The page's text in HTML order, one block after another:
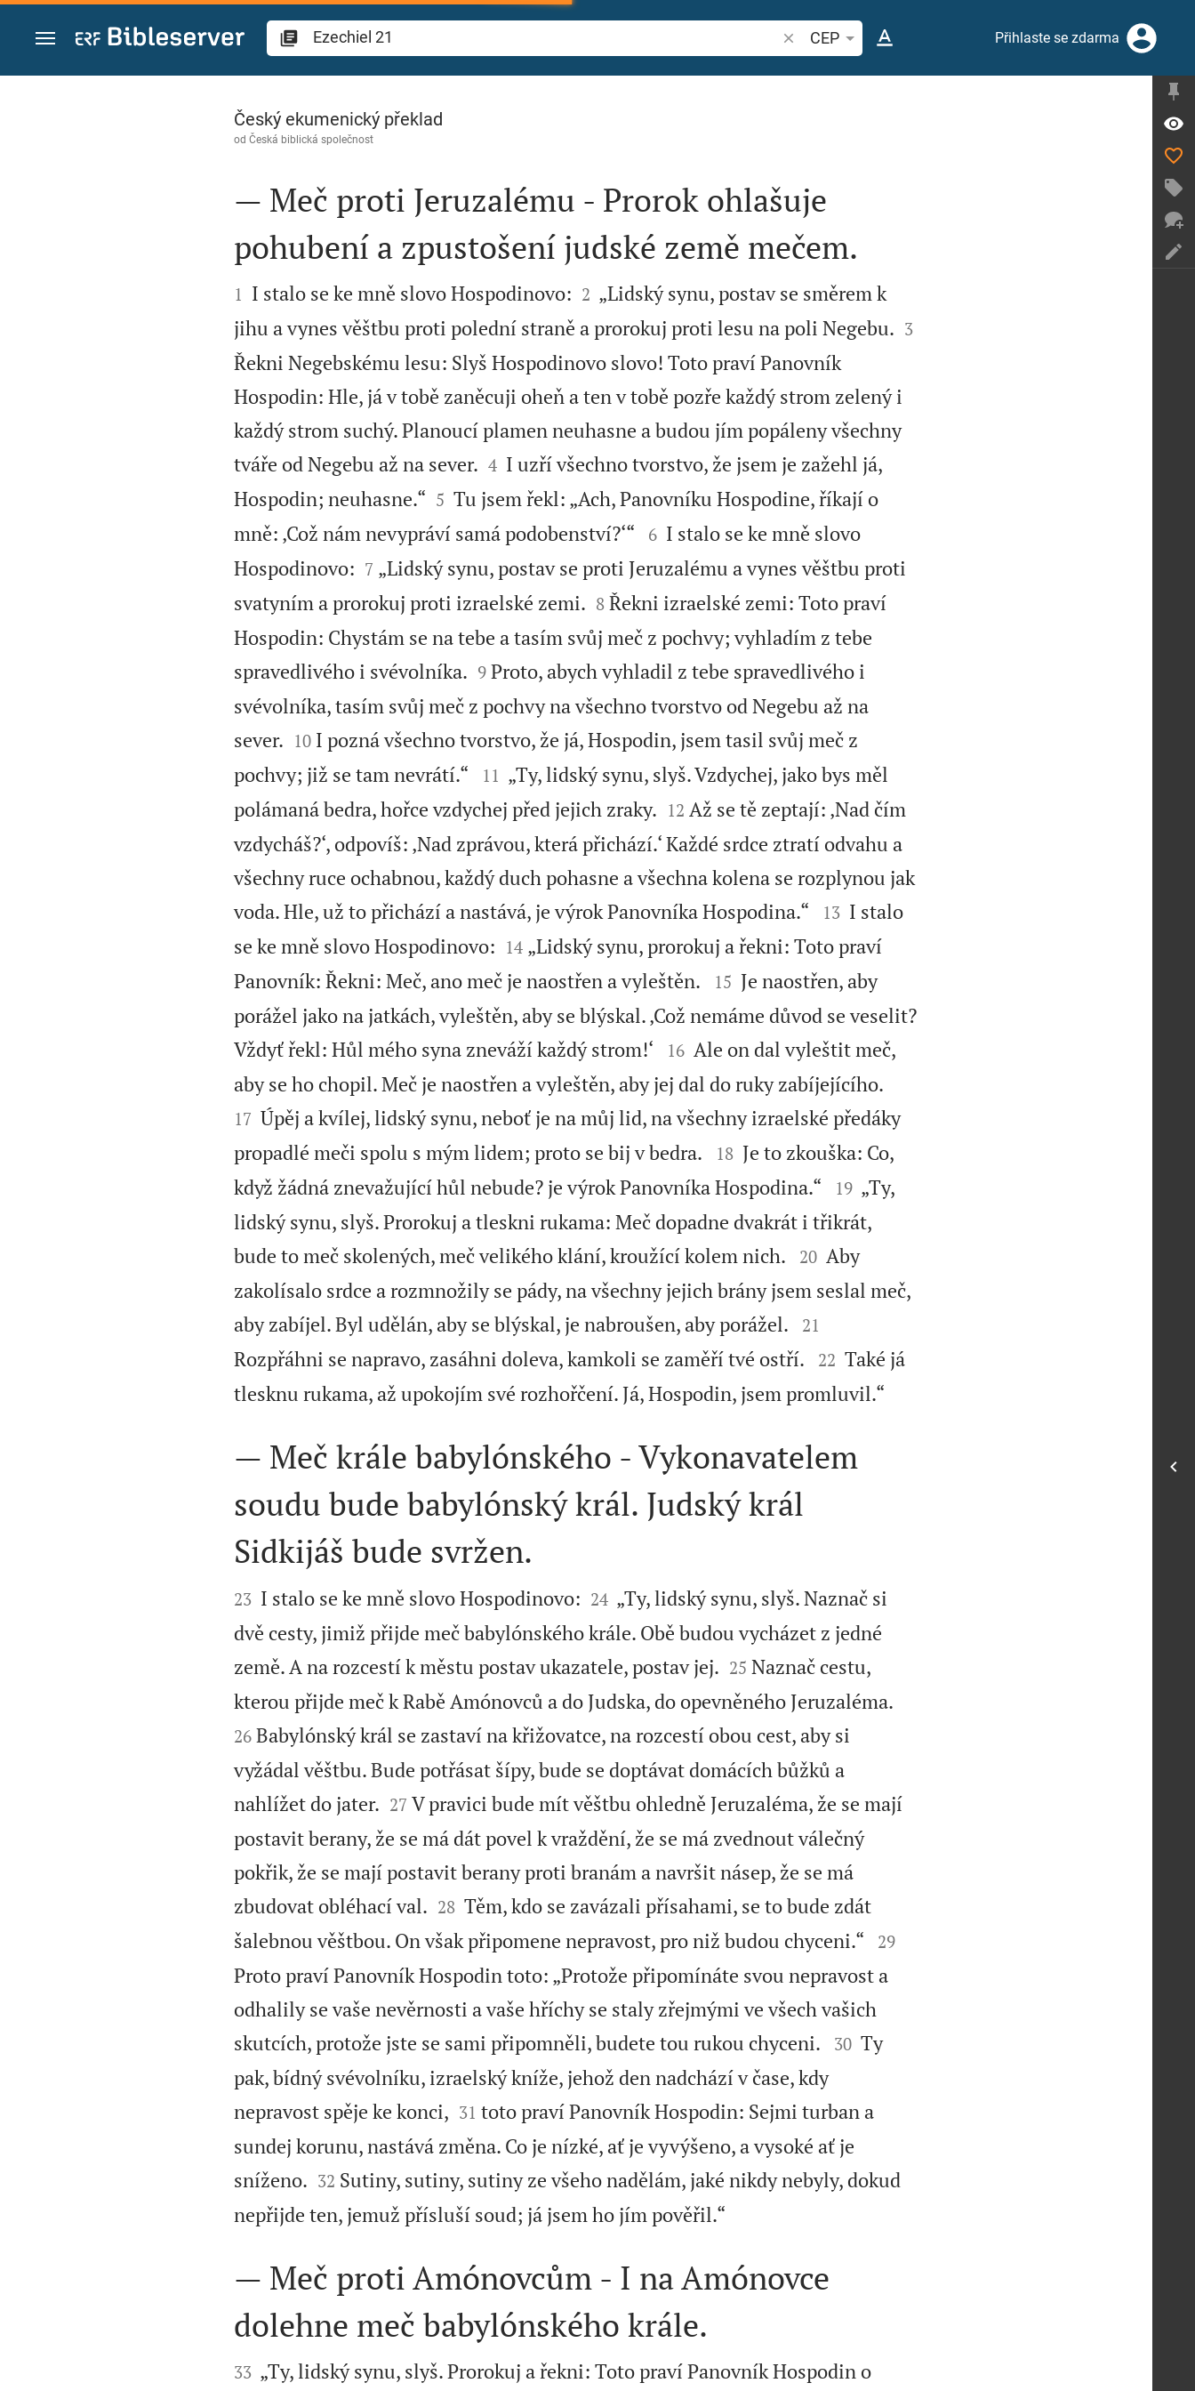
Přejít na obsah
Vyhledat biblický verš nebo slovo
CEP Přihlaste se zdarma
Ezechiel 21
Český ekumenický překlad
od Česká biblická společnost

— Meč proti Jeruzalému - Prorok ohlašuje
pohubení a zpustošení judské země mečem.

1 I stalo se ke mně slovo Hospodinovo:
2 „Lidský synu, postav se směrem k
jihu a vynes věštbu proti polední straně a prorokuj proti lesu na poli Negebu.

3
Řekni Negebskému lesu: Slyš Hospodinovo slovo! Toto praví Panovník
Hospodin: Hle, já v tobě zaněcuji oheň a ten v tobě pozře každý strom zelený i
každý strom suchý. Planoucí plamen neuhasne a budou jím popáleny všechny
tváře od Negebu až na sever.

4 I uzří všechno tvorstvo, že jsem je zažehl já,
Hospodin; neuhasne.“
5 Tu jsem řekl: „Ach, Panovníku Hospodine, říkají o
mně: ‚Což nám nevypráví samá podobenství?‘“ 

6 I stalo se ke mně slovo
Hospodinovo:
7 „Lidský synu, postav se proti Jeruzalému a vynes věštbu proti
svatyním a prorokuj proti izraelské zemi.
8 Řekni izraelské zemi: Toto praví
Hospodin: Chystám se na tebe a tasím svůj meč z pochvy; vyhladím z tebe
spravedlivého i svévolníka.
9 Proto, abych vyhladil z tebe spravedlivého i
svévolníka, tasím svůj meč z pochvy na všechno tvorstvo od Negebu až na
sever.
10 I pozná všechno tvorstvo, že já, Hospodin, jsem tasil svůj meč z
pochvy; již se tam nevrátí.“


11 „Ty, lidský synu, slyš. Vzdychej, jako bys měl
polámaná bedra, hořce vzdychej před jejich zraky.
12 Až se tě zeptají: ‚Nad čím
vzdycháš?‘, odpovíš: ‚Nad zprávou, která přichází.‘ Každé srdce ztratí odvahu a
všechny ruce ochabnou, každý duch pohasne a všechna kolena se rozplynou jak
voda. Hle, už to přichází a nastává, je výrok Panovníka Hospodina.“


13 I stalo
se ke mně slovo Hospodinovo:
14 „Lidský synu, prorokuj a řekni: Toto praví
Panovník: Řekni: Meč, ano meč je naostřen a vyleštěn.


15 Je naostřen, aby
porážel jako na jatkách, vyleštěn, aby se blýskal. ‚Což nemáme důvod se veselit?
Vždyť řekl: Hůl mého syna zneváží každý strom!‘


16 Ale on dal vyleštit meč,
aby se ho chopil. Meč je naostřen a vyleštěn, aby jej dal do ruky zabíjejícího.
17 Úpěj a kvílej, lidský synu, neboť je na můj lid, na všechny izraelské předáky
propadlé meči spolu s mým lidem; proto se bij v bedra.


18 Je to zkouška: Co,
když žádná znevažující hůl nebude? je výrok Panovníka Hospodina.“


19 „Ty,
lidský synu, slyš. Prorokuj a tleskni rukama: Meč dopadne dvakrát i třikrát,
bude to meč skolených, meč velikého klání, kroužící kolem nich. 

20 Aby
zakolísalo srdce a rozmnožily se pády, na všechny jejich brány jsem seslal meč,
aby zabíjel. Byl udělán, aby se blýskal, je nabroušen, aby porážel. 

21
Rozpřáhni se napravo, zasáhni doleva, kamkoli se zaměří tvé ostří. 

22 Také já
tlesknu rukama, až upokojím své rozhořčení. Já, Hospodin, jsem promluvil.“

— Meč krále babylónského - Vykonavatelem
soudu bude babylónský král. Judský král
Sidkijáš bude svržen.

23 I stalo se ke mně slovo Hospodinovo:
24 „Ty, lidský synu, slyš. Naznač si
dvě cesty, jimiž přijde meč babylónského krále. Obě budou vycházet z jedné
země. A na rozcestí k městu postav ukazatele, postav jej.
25 Naznač cestu,
kterou přijde meč k Rabě Amónovců a do Judska, do opevněného Jeruzaléma.
26 Babylónský král se zastaví na křižovatce, na rozcestí obou cest, aby si
vyžádal věštbu. Bude potřásat šípy, bude se doptávat domácích bůžků a
nahlížet do jater.
27 V pravici bude mít věštbu ohledně Jeruzaléma, že se mají
postavit berany, že se má dát povel k vraždění, že se má zvednout válečný
pokřik, že se mají postavit berany proti branám a navršit násep, že se má
zbudovat obléhací val.
28 Těm, kdo se zavázali přísahami, se to bude zdát
šalebnou věštbou. On však připomene nepravost, pro niž budou chyceni.“ 

29
Proto praví Panovník Hospodin toto: „Protože připomínáte svou nepravost a
odhalily se vaše nevěrnosti a vaše hříchy se staly zřejmými ve všech vašich
skutcích, protože jste se sami připomněli, budete tou rukou chyceni. 

30 Ty
pak, bídný svévolníku, izraelský kníže, jehož den nadchází v čase, kdy
nepravost spěje ke konci, 

31 toto praví Panovník Hospodin: Sejmi turban a
sundej korunu, nastává změna. Co je nízké, ať je vyvýšeno, a vysoké ať je
sníženo.
32 Sutiny, sutiny, sutiny ze všeho nadělám, jaké nikdy nebyly, dokud
nepřijde ten, jemuž přísluší soud; já jsem ho jím pověřil.“

— Meč proti Amónovcům - I na Amónovce
dolehne meč babylónského krále.

33 „Ty, lidský synu, slyš. Prorokuj a řekni: Toto praví Panovník Hospodin o